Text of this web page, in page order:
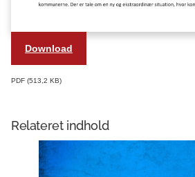
Download
PDF 513,2 KB
Relateret indhold